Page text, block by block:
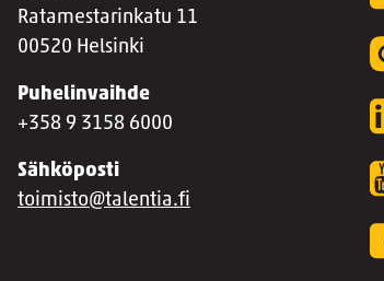
Ratamestarinkatu 11
00520 Helsinki
Puhelinvaihde
+358 9 3158 6000
Sähköposti
toimisto@talentia.fi